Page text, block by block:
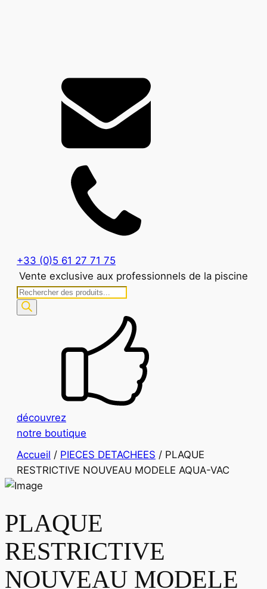
+33 (0)5 61 27 71 75
Vente exclusive aux professionnels de la piscine
Recherche
de
découvrez
notre boutique
Accueil / PIECES DETACHEES / PLAQUE
RESTRICTIVE NOUVEAU MODELE AQUA-VAC
PLAQUE
RESTRICTIVE
NOUVEAU MODELE